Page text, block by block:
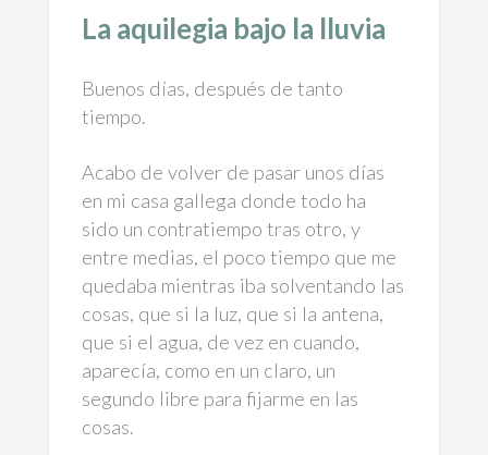
La aquilegia bajo la lluvia
Buenos días, después de tanto
tiempo.
Acabo de volver de pasar unos días
en mi casa gallega donde todo ha
sido un contratiempo tras otro, y
entre medias, el poco tiempo que me
quedaba mientras iba solventando las
cosas, que si la luz, que si la antena,
que si el agua, de vez en cuando,
aparecía, como en un claro, un
segundo libre para fijarme en las
cosas.